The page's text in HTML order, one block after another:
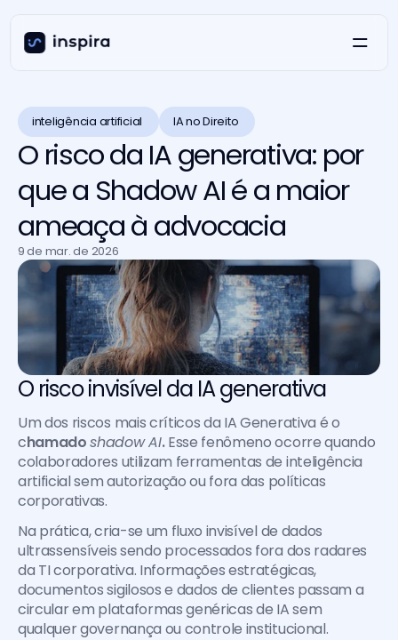
inteligência artificial IA no Direito
O risco da IA generativa: por
que a Shadow AI é a maior
ameaça à advocacia
9 de mar. de 2026
O risco invisível da IA generativa
Um dos riscos mais críticos da IA Generativa é o
chamado shadow AI. Esse fenômeno ocorre quando
colaboradores utilizam ferramentas de inteligência
artificial sem autorização ou fora das políticas
corporativas.
Na prática, cria-se um fluxo invisível de dados
ultrassensíveis sendo processados fora dos radares
da TI corporativa. Informações estratégicas,
documentos sigilosos e dados de clientes passam a
circular em plataformas genéricas de IA sem
qualquer governança ou controle institucional.